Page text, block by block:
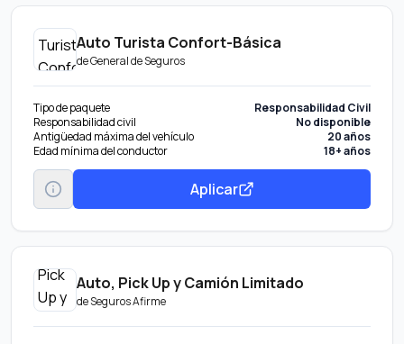
Auto Turista Confort-Básica
deGeneral de Seguros
Tipo de paquete
Responsabilidad Civil
Responsabilidad civil
No disponible
Antigüedad máxima del vehículo
20 años
Edad mínima del conductor
18+ años
Aplicar
Auto, Pick Up y Camión Limitado
deSeguros Afirme